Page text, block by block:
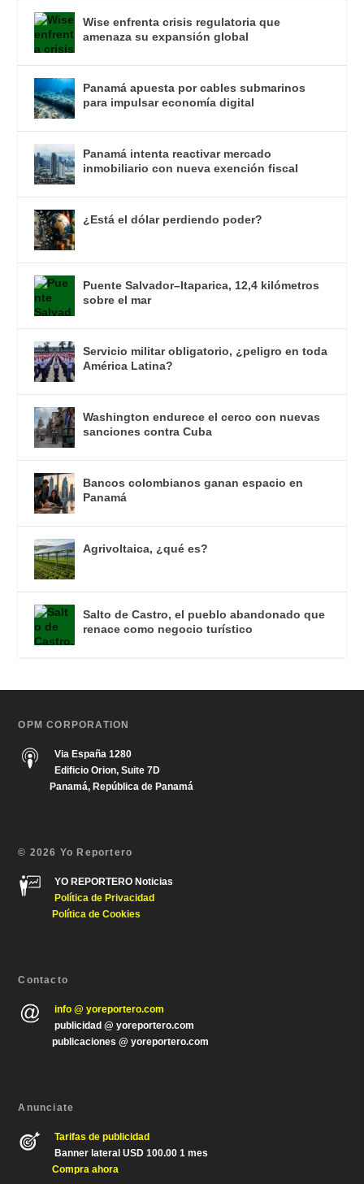
Wise enfrenta crisis regulatoria que
amenaza su expansión global
Panamá apuesta por cables submarinos
para impulsar economía digital
Panamá intenta reactivar mercado
inmobiliario con nueva exención fiscal
¿Está el dólar perdiendo poder?
Puente Salvador–Itaparica, 12,4 kilómetros
sobre el mar
Servicio militar obligatorio, ¿peligro en toda
América Latina?
Washington endurece el cerco con nuevas
sanciones contra Cuba
Bancos colombianos ganan espacio en
Panamá
Agrivoltaica, ¿qué es?
Salto de Castro, el pueblo abandonado que
renace como negocio turístico
OPM CORPORATION
Via España 1280
Edificio Orion, Suite 7D
Panamá, República de Panamá
© 2026 Yo Reportero
YO REPORTERO Noticias
Política de Privacidad
Política de Cookies
Contacto
info @ yoreportero.com
publicidad @ yoreportero.com
publicaciones @ yoreportero.com
Anunciate
Tarifas de publicidad
Banner lateral USD 100.00 1 mes
Compra ahora